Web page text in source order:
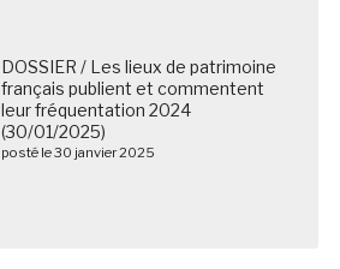
DOSSIER / Les lieux de patrimoine
français publient et commentent
leur fréquentation 2024
(30/01/2025)
posté le 30 janvier 2025